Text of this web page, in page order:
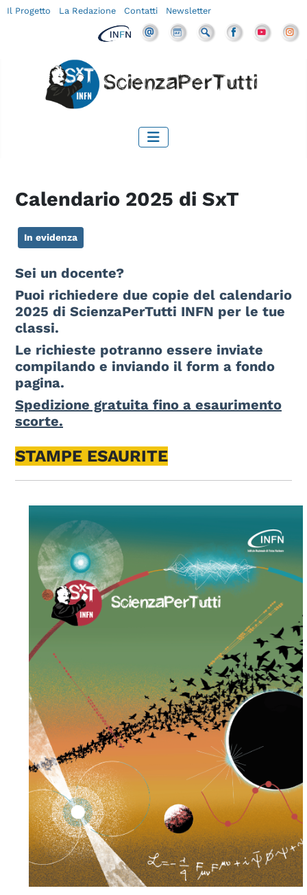
Il Progetto La Redazione Contatti Newsletter
Calendario 2025 di SxT
In evidenza
Sei un docente?
Puoi richiedere due copie del calendario
2025 di ScienzaPerTutti INFN per le tue
classi.
Le richieste potranno essere inviate
compilando e inviando il form a fondo
pagina.
Spedizione gratuita fino a esaurimento
scorte.
STAMPE ESAURITE